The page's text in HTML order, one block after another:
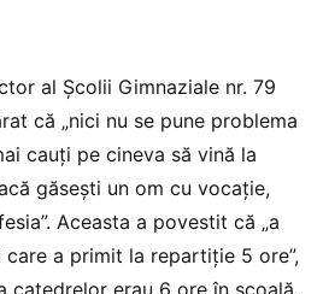
al Școlii Gimnaziale nr. 79
că „nici nu se pune problema
cauți pe cineva să vină la
găsești un om cu vocație,
Aceasta a povestit că „a
a primit la repartiție 5 ore”,
catedrelor erau 6 ore în școală.